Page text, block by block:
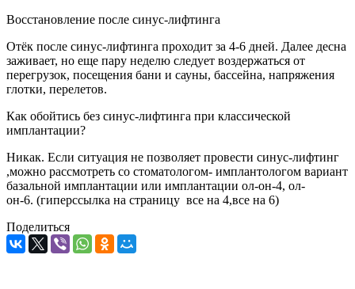
Восстановление после синус-лифтинга
Отёк после синус-лифтинга проходит за 4-6 дней. Далее десна
заживает, но еще пару неделю следует воздержаться от
перегрузок, посещения бани и сауны, бассейна, напряжения
глотки, перелетов.
Как обойтись без синус-лифтинга при классической
имплантации?
Никак. Если ситуация не позволяет провести синус-лифтинг
,можно рассмотреть со стоматологом- имплантологом вариант
базальной имплантации или имплантации ол-он-4, ол-
он-6. (гиперссылка на страницу все на 4,все на 6)
Поделиться